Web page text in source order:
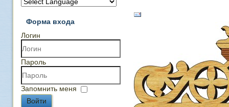
Форма входа
Логин
Пароль
Запомнить меня
Войти